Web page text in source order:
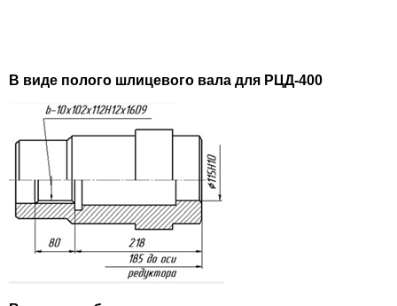
В виде полого шлицевого вала для РЦД-400